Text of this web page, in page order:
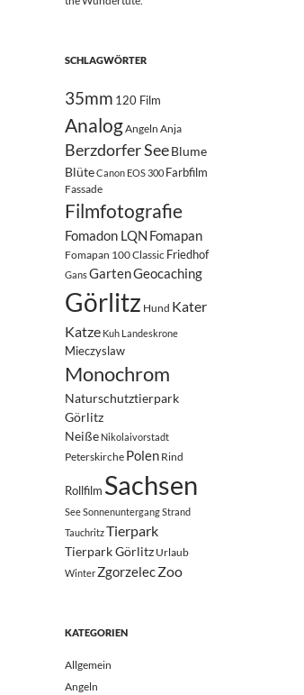
SCHLAGWÖRTER
35mm 120 Film
AnalogAngeln Anja
Berzdorfer SeeBlume
BlüteCanon EOS 300 Farbfilm
Fassade
Filmfotografie
Fomadon LQN Fomapan
Fomapan 100 Classic Friedhof
GansGartenGeocaching
Görlitz Hund Kater
Katze Kuh Landeskrone
Mieczyslaw
Monochrom
Naturschutztierpark
Görlitz
Neiße Nikolaivorstadt
Peterskirche Polen Rind
Rollfilm Sachsen
SeeSonnenuntergangStrand
TauchritzTierpark
Tierpark Görlitz Urlaub
Winter ZgorzelecZoo
KATEGORIEN
Allgemein
Angeln